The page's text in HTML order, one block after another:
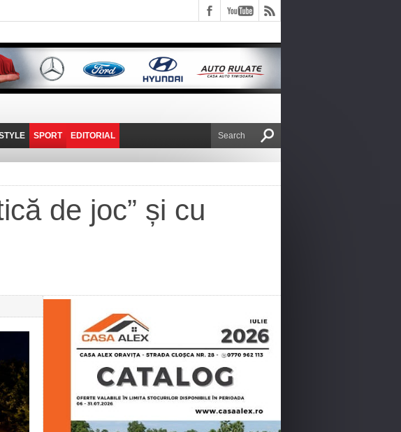
BANAT
DE VIAȚĂ
SPORT EDITORIAL
DE VICTOR NAFIRU
de joc” și cu